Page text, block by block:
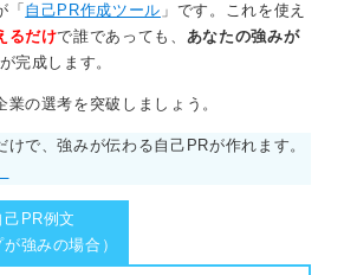
「 自己PR作成ツール 」です。これを使え
るだけで誰であっても、 あなたの強みが
が完成します。
の選考を突破しましょう。
で、強みが伝わる自己PRが作れます。
己PR例文
強みの場合）